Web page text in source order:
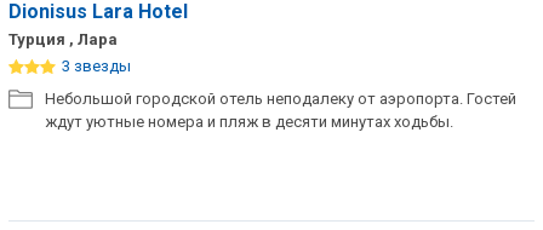
Dionisus Lara Hotel
Турция , Лара
3 звезды
Небольшой городской отель неподалеку от аэропорта. Гостей
ждут уютные номера и пляж в десяти минутах ходьбы.